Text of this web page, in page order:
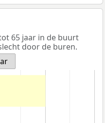
65 jaar in de buurt
door de buren.